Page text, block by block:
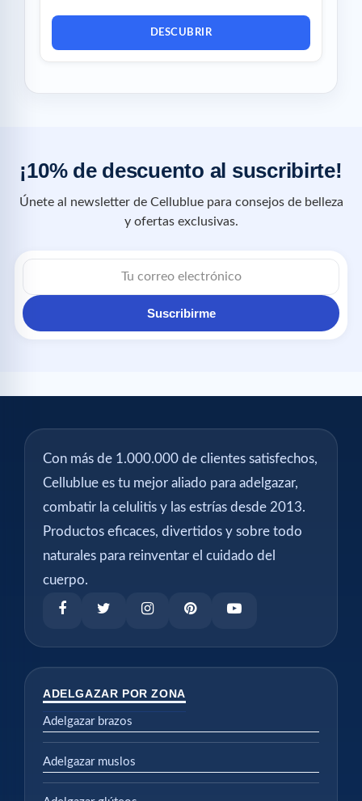
DESCUBRIR
¡10% de descuento al suscribirte!
Únete al newsletter de Cellublue para consejos de belleza
y ofertas exclusivas.
Suscribirme
Con más de 1.000.000 de clientes satisfechos,
Cellublue es tu mejor aliado para adelgazar,
combatir la celulitis y las estrías desde 2013.
Productos eficaces, divertidos y sobre todo
naturales para reinventar el cuidado del
cuerpo.
ADELGAZAR POR ZONA
Adelgazar brazos
Adelgazar muslos